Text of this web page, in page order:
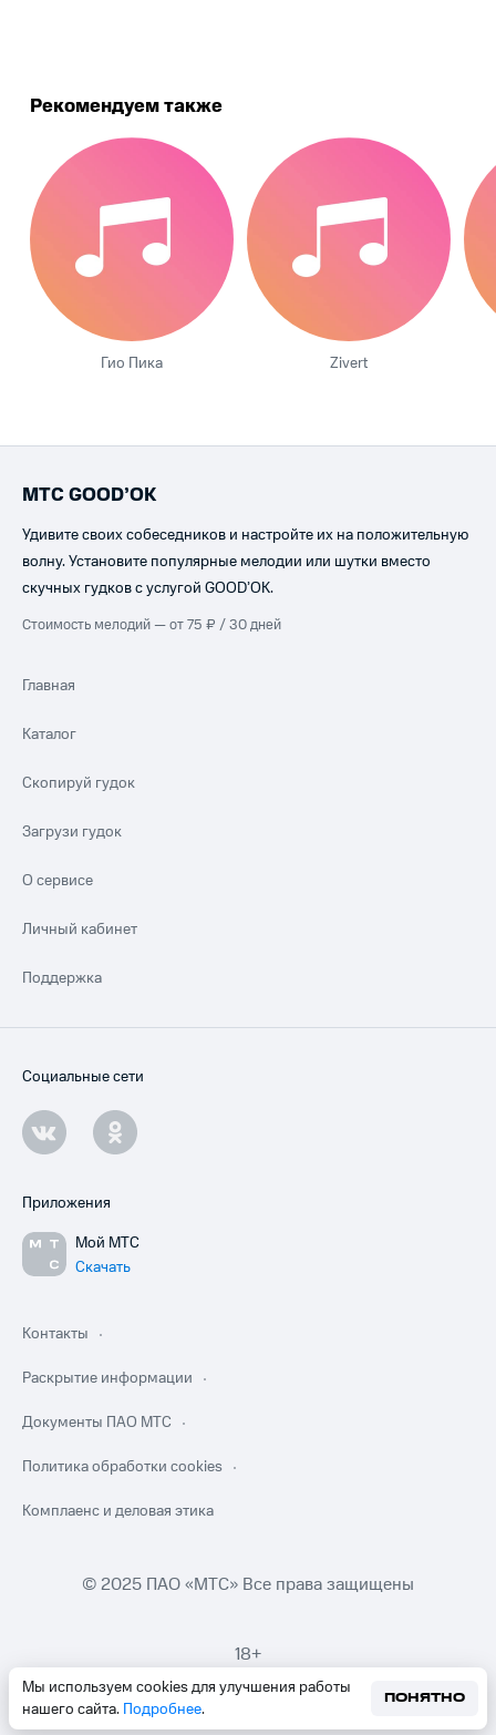
Рекомендуем также
Гио Пика Zivert
Мы используем cookies для улучшения работы
нашего сайта. Подробнее.
ПОНЯТНО
МТС GOOD’OK
Удивите своих собеседников и настройте их на положительную
волну. Установите популярные мелодии или шутки вместо
скучных гудков с услугой GOOD’OK.
Стоимость мелодий — от 75 ₽ / 30 дней
Главная
Каталог
Скопируй гудок
Загрузи гудок
О сервисе
Личный кабинет
Поддержка
Социальные сети
Приложения
Мой МТС
Скачать
Контакты
Раскрытие информации
Документы ПАО МТС
Политика обработки cookies
Комплаенс и деловая этика
© 2025 ПАО «МТС» Все права защищены
18+